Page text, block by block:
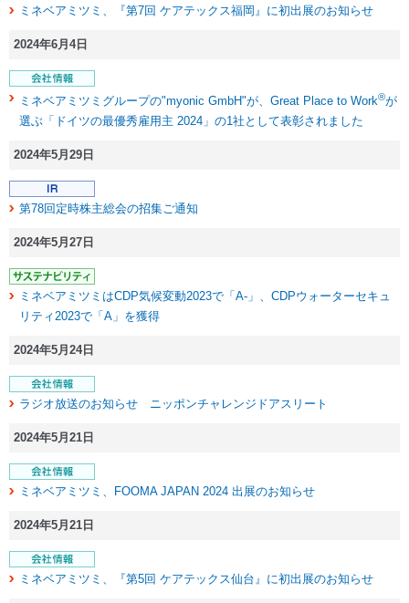
ミネベアミツミ、『第7回 ケアテックス福岡』に初出展のお知らせ
2024年6月4日
ミネベアミツミグループの"myonic GmbH"が、Great Place to Work®が
選ぶ「ドイツの最優秀雇用主 2024」の1社として表彰されました
2024年5月29日
第78回定時株主総会の招集ご通知
2024年5月27日
ミネベアミツミはCDP気候変動2023で「A-」、CDPウォーターセキュ
リティ2023で「A」を獲得
2024年5月24日
ラジオ放送のお知らせ ニッポンチャレンジドアスリート
2024年5月21日
ミネベアミツミ、FOOMA JAPAN 2024 出展のお知らせ
2024年5月21日
ミネベアミツミ、『第5回 ケアテックス仙台』に初出展のお知らせ